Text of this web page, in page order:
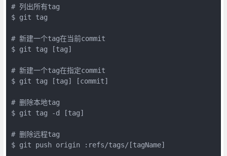
# 列出所有tag
$ git tag
# 新建一个tag在当前commit
$ git tag [tag]
# 新建一个tag在指定commit
$ git tag [tag] [commit]
# 删除本地tag
$ git tag -d [tag]
# 删除远程tag
$ git push origin :refs/tags/[tagName]